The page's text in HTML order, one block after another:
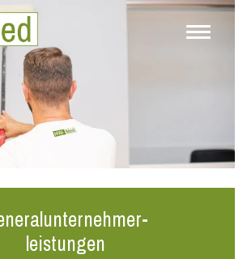
leistungen